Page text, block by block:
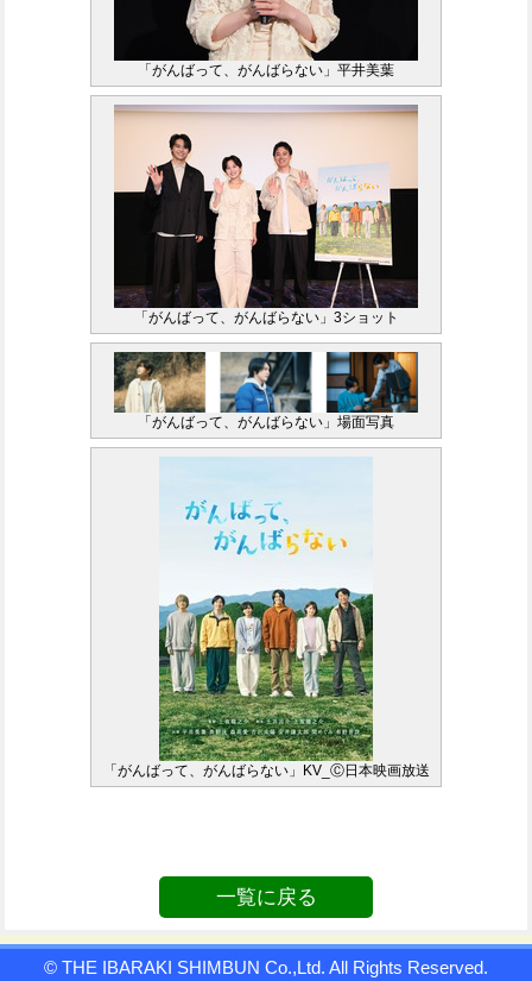
「がんばって、がんばらない」平井美葉
「がんばって、がんばらない」3ショット
「がんばって、がんばらない」場面写真
「がんばって、がんばらない」KV_Ⓒ日本映画放送
一覧に戻る
© THE IBARAKI SHIMBUN Co.,Ltd. All Rights Reserved.